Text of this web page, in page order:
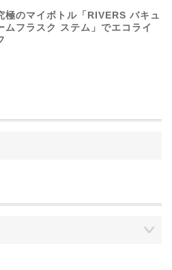
極のマイボトル「RIVERS バキュ
ムフラスク ステム」でエコライ